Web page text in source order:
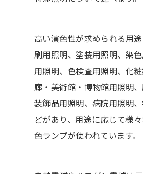
高い演色性が求められる用
刷用照明、塗装用照明、染
用照明、色検査用照明、化
廊・美術館・博物館用照明、
装飾品用照明、病院用照明
どがあり、用途に応じて様
色ランプが使われています。